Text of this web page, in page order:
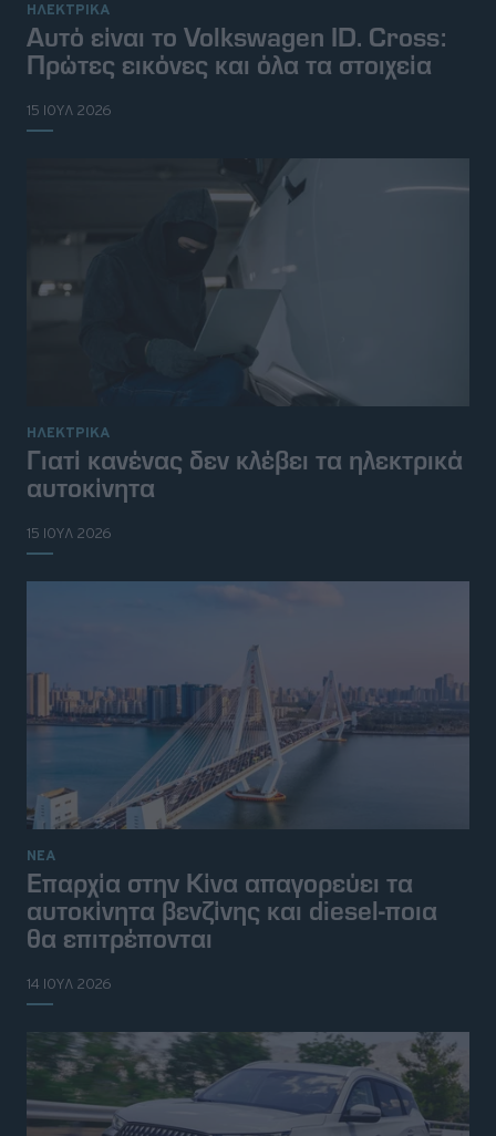
ΗΛΕΚΤΡΙΚΑ
Αυτό είναι το Volkswagen ID. Cross:
Πρώτες εικόνες και όλα τα στοιχεία
15 ΙΟΥΛ 2026
ΗΛΕΚΤΡΙΚΑ
Γιατί κανένας δεν κλέβει τα ηλεκτρικά
αυτοκίνητα
15 ΙΟΥΛ 2026
ΝΕΑ
Επαρχία στην Κίνα απαγορεύει τα
αυτοκίνητα βενζίνης και diesel-ποια
θα επιτρέπονται
14 ΙΟΥΛ 2026